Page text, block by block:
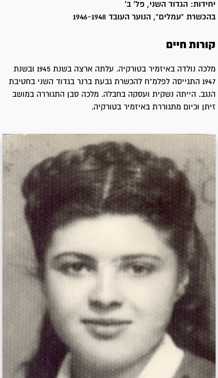
יחידות: הגדוד השני, פל' ב'
בהכשרת "עמלים", הנוער העובד 1946-1948
קורות חיים
מלכה נולדה באיזמיר בטורקיה. עלתה ארצה בשנת 1945 ובשנת
1947 התגייסה לפלמ"ח להכשרת גבעת ברנר בגדוד השני בחטיבת
הנגב. הייתה נשקית ועסקה בחבלה. מלכה סבן התגוררה במושב
זיתן וכיום מתגוררת באיזמיר בטורקיה.